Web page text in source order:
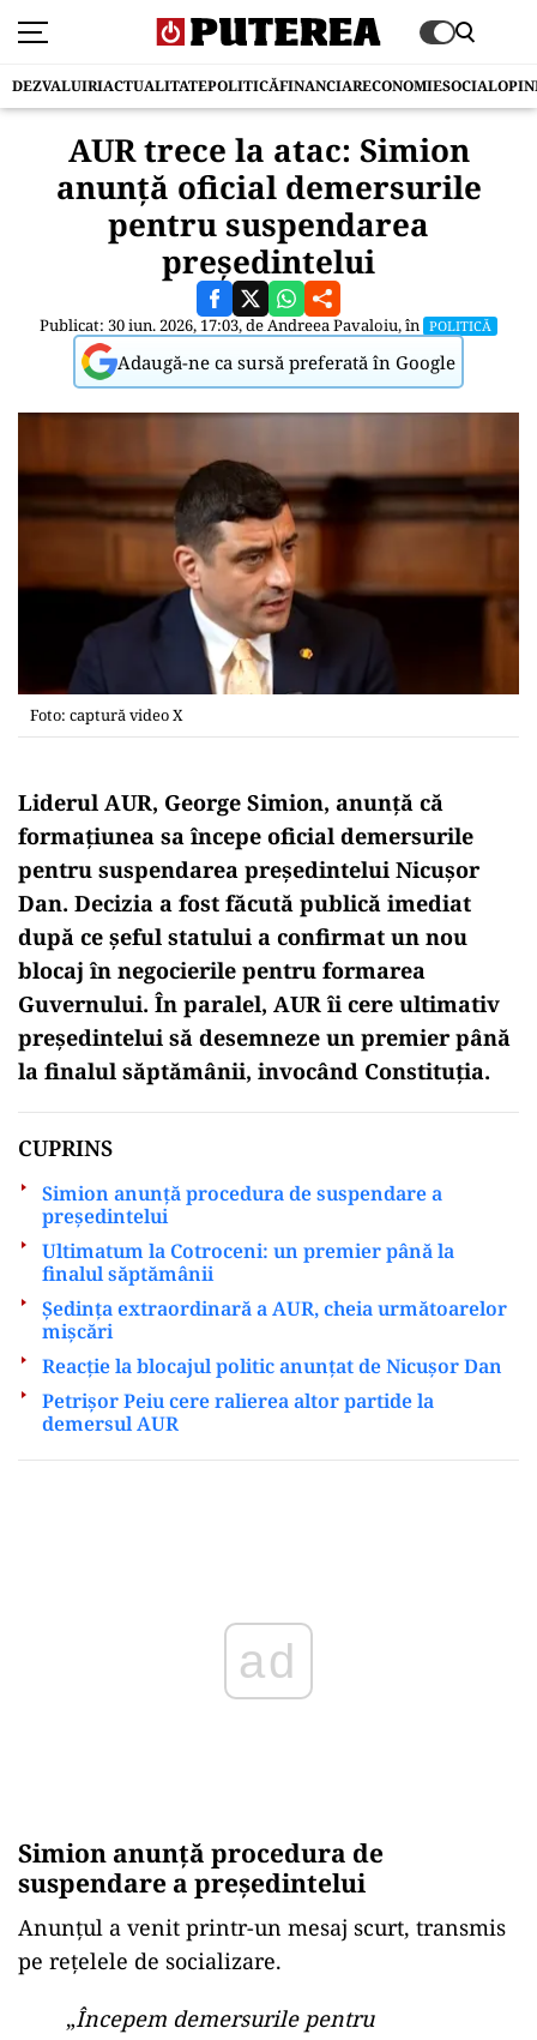
DEZVALUIRIACTUALITATEPOLITICĂFINANCIARECONOMIESOCIAL
AUR trece la atac: Simion
anunță oficial demersurile
pentru suspendarea
președintelui
Publicat: 30 iun. 2026, 17:03, deAndreea Pavaloiu, în POLITICĂ
Adaugă-ne ca sursă preferată în Google
Foto: captură video X
Liderul AUR, George Simion, anunță că
formațiunea sa începe oficial demersurile
pentru suspendarea președintelui Nicușor
Dan. Decizia a fost făcută publică imediat
după ce șeful statului a confirmat un nou
blocaj în negocierile pentru formarea
Guvernului. În paralel, AUR îi cere ultimativ
președintelui să desemneze un premier până
la finalul săptămânii, invocând Constituția.
CUPRINS
Simion anunță procedura de suspendare a
președintelui
Ultimatum la Cotroceni: un premier până la
finalul săptămânii
Ședința extraordinară a AUR, cheia următoarelor
mișcări
Reacție la blocajul politic anunțat de Nicușor Dan
Petrișor Peiu cere ralierea altor partide la
demersul AUR
Simion anunță procedura de
suspendare a președintelui
Anunțul a venit printr-un mesaj scurt, transmis
pe rețelele de socializare.
„Începem demersurile pentru